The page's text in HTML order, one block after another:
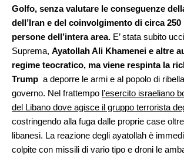
Golfo, senza valutare le conseguenze
dell’Iran e del coinvolgimento di circa
persone dell’intera area. E’ stata subito
Suprema, Ayatollah Ali Khamenei e altre
regime teocratico, ma viene respinta la
Trump a deporre le armi e al popolo di
governo. Nel frattempo l’esercito israeliano
del Libano dove agisce il gruppo terrorista
costringendo alla fuga dalle proprie case
libanesi. La reazione degli ayatollah è
colpite con missili di vario tipo e droni le